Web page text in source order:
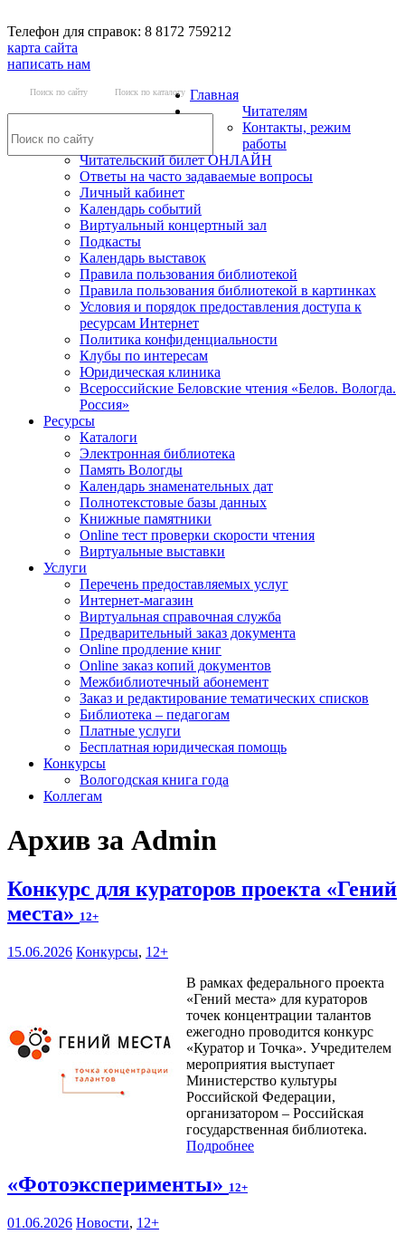
Телефон для справок: 8 8172 759212
карта сайта
написать нам
Поиск по сайту Поиск по каталогу Главная
Читателям
Контакты, режим
работы
Читательский билет ОНЛАЙН
Ответы на часто задаваемые вопросы
Личный кабинет
Календарь событий
Виртуальный концертный зал
Подкасты
Календарь выставок
Правила пользования библиотекой
Правила пользования библиотекой в картинках
Условия и порядок предоставления доступа к
ресурсам Интернет
Политика конфиденциальности
Клубы по интересам
Юридическая клиника
Всероссийские Беловские чтения «Белов. Вологда.
Россия»
Ресурсы
Каталоги
Электронная библиотека
Память Вологды
Календарь знаменательных дат
Полнотекстовые базы данных
Книжные памятники
Online тест проверки скорости чтения
Виртуальные выставки
Услуги
Перечень предоставляемых услуг
Интернет-магазин
Виртуальная справочная служба
Предварительный заказ документа
Online продление книг
Online заказ копий документов
Межбиблиотечный абонемент
Заказ и редактирование тематических списков
Библиотека – педагогам
Платные услуги
Бесплатная юридическая помощь
Конкурсы
Вологодская книга года
Коллегам
Архив за Admin
Конкурс для кураторов проекта «Гений
места» 12+
15.06.2026 Конкурсы, 12+
В рамках федерального проекта
«Гений места» для кураторов
точек концентрации талантов
ежегодно проводится конкурс
«Куратор и Точка». Учредителем
мероприятия выступает
Министерство культуры
Российской Федерации,
организатором – Российская
государственная библиотека.
Подробнее
«Фотоэксперименты» 12+
01.06.2026 Новости, 12+